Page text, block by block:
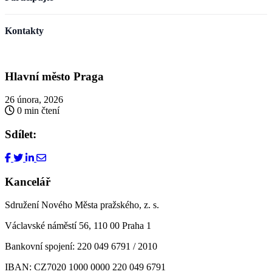
Kontakty
Hlavní město Praga
26 února, 2026
0 min čtení
Sdílet:
Kancelář
Sdružení Nového Města pražského, z. s.
Václavské náměstí 56, 110 00 Praha 1
Bankovní spojení: 220 049 6791 / 2010
IBAN: CZ7020 1000 0000 220 049 6791